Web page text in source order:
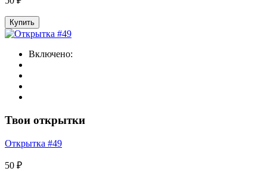
Купить
Включено:
Твои открытки
Открытка #49
50 ₽